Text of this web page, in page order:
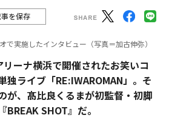
を保存
で実施したインタビュー（写真＝加古伸弥）
ーナ横浜で開催されたお笑いコ
独ライブ「RE:IWAROMAN」。そ
が、髙比良くるまが初監督・初脚
SHOT』だ。